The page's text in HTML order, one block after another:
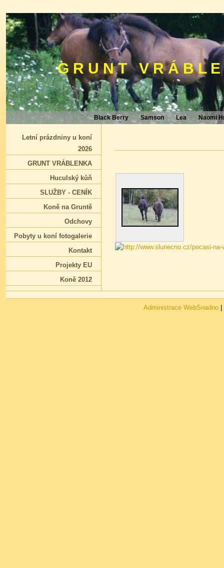
G R U N T V R Á B L
Naomi
Lea
Samson
Black Berry
Letní prázdniny u koní
2026
GRUNT VRÁBLENKA
Huculský kůň
SLUŽBY - CENÍK
Koně na Gruntě
Odchovy
Pobyty u koní fotogalerie
Kontakt
Projekty EU
Koně 2012
Administrace WebSnadno|